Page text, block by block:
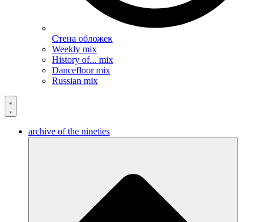
Стена обложек
Weekly mix
History of... mix
Dancefloor mix
Russian mix
archive of the nineties